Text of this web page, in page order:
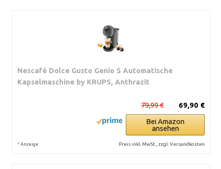
Nescafé Dolce Gusto Genio S Automatische
Kapselmaschine by KRUPS, Anthrazit
69,90 €
79,99 €
Bei Amazon
ansehen
* Anzeige Preis inkl. MwSt., zzgl. Versandkosten